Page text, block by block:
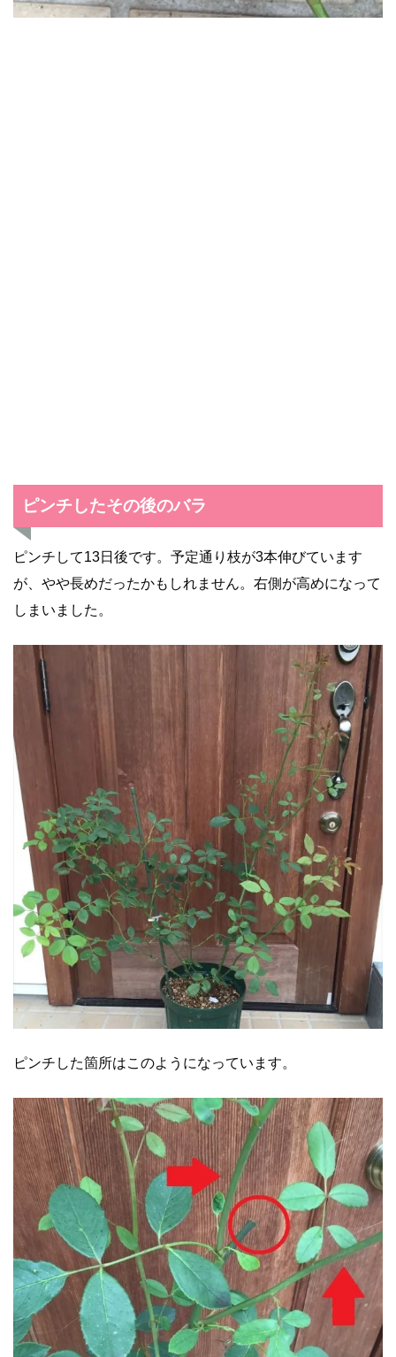
ピンチしたその後のバラ
ピンチして13日後です。予定通り枝が3本伸びています
が、やや長めだったかもしれません。右側が高めになって
しまいました。
ピンチした箇所はこのようになっています。